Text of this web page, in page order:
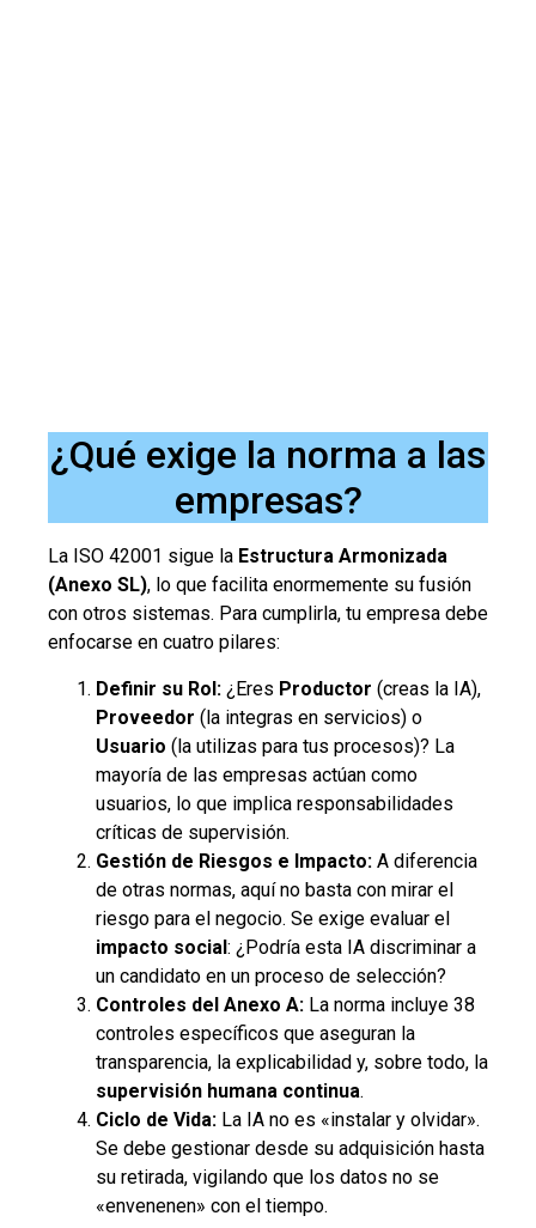
¿Qué exige la norma a las
empresas?
La ISO 42001 sigue la Estructura Armonizada
(Anexo SL), lo que facilita enormemente su fusión
con otros sistemas. Para cumplirla, tu empresa debe
enfocarse en cuatro pilares:
Definir su Rol: ¿Eres Productor (creas la IA),
Proveedor (la integras en servicios) o
Usuario (la utilizas para tus procesos)? La
mayoría de las empresas actúan como
usuarios, lo que implica responsabilidades
críticas de supervisión.
Gestión de Riesgos e Impacto: A diferencia
de otras normas, aquí no basta con mirar el
riesgo para el negocio. Se exige evaluar el
impacto social: ¿Podría esta IA discriminar a
un candidato en un proceso de selección?
Controles del Anexo A: La norma incluye 38
controles específicos que aseguran la
transparencia, la explicabilidad y, sobre todo, la
supervisión humana continua.
Ciclo de Vida: La IA no es «instalar y olvidar».
Se debe gestionar desde su adquisición hasta
su retirada, vigilando que los datos no se
«envenenen» con el tiempo.